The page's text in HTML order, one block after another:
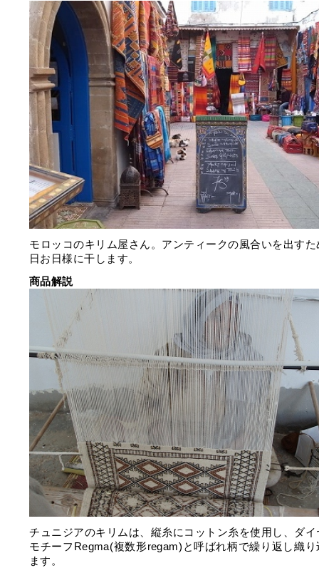
モロッコのキリム屋さん。アンティークの風合いを出す
日お日様に干します。
商品解説
チュニジアのキリムは、縦糸にコットン糸を使用し、ダ
モチーフRegma(複数形regam)と呼ばれ柄で繰り返し織り
ます。